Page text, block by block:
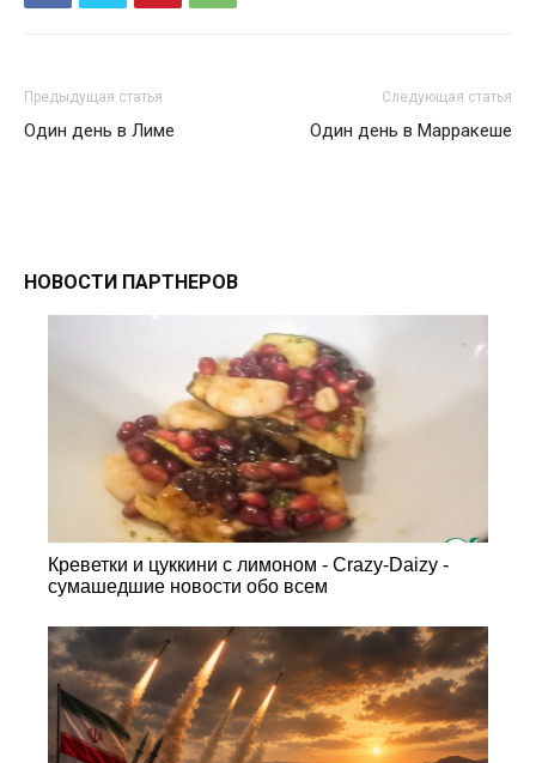
Предыдущая статья
Один день в Лиме
Следующая статья
Один день в Марракеше
НОВОСТИ ПАРТНЕРОВ
Креветки и цуккини с лимоном - Crazy-Daizy -
сумашедшие новости обо всем